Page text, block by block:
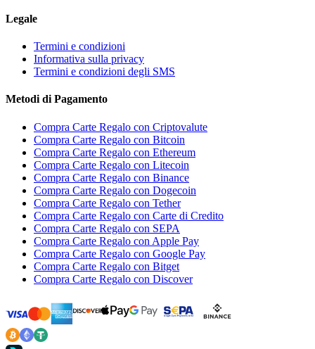
Legale
Termini e condizioni
Informativa sulla privacy
Termini e condizioni degli SMS
Metodi di Pagamento
Compra Carte Regalo con Criptovalute
Compra Carte Regalo con Bitcoin
Compra Carte Regalo con Ethereum
Compra Carte Regalo con Litecoin
Compra Carte Regalo con Binance
Compra Carte Regalo con Dogecoin
Compra Carte Regalo con Tether
Compra Carte Regalo con Carte di Credito
Compra Carte Regalo con SEPA
Compra Carte Regalo con Apple Pay
Compra Carte Regalo con Google Pay
Compra Carte Regalo con Bitget
Compra Carte Regalo con Discover